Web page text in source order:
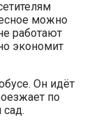
можно
работают
экономит
Он идёт
по